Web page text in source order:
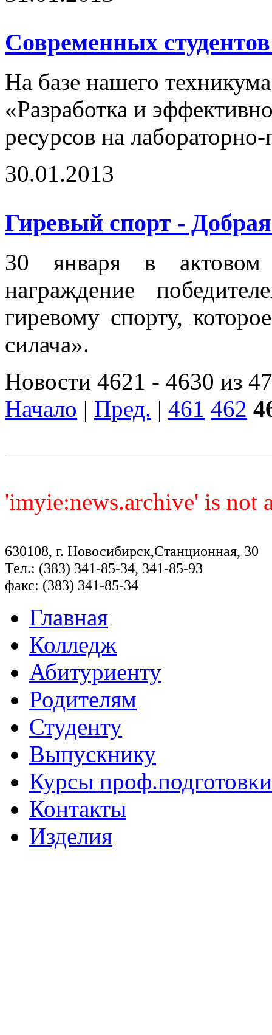
Современных
На базе нашего
«Разработка и
ресурсов на
30.01.2013
Гиревый спорт -
30 января в актовом
награждение
гиревому спорту,
силача».
Новости 4621 - 4630 из
Начало | Пред. | 461 462
'imyie:news.archive' is not
630108, г. Новосибирск,Станционная, 30
Тел.: (383) 341-85-34, 341-85-93
факс: (383) 341-85-34
Главная
Колледж
Абитуриенту
Родителям
Студенту
Выпускнику
Курсы проф.подготовки
Контакты
Изделия